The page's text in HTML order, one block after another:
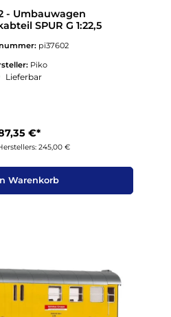
- Umbauwagen
SPUR G 1:22,5
pi37602
Piko
Lieferbar
€*
245,00 €
Warenkorb